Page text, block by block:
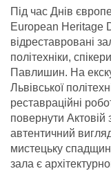
Під час Днів
European Heritage
відреставровані
політехніки,
Павлишин. На
Львівської
реставраційні
повернути Актовій
автентичний
мистецьку
зала є